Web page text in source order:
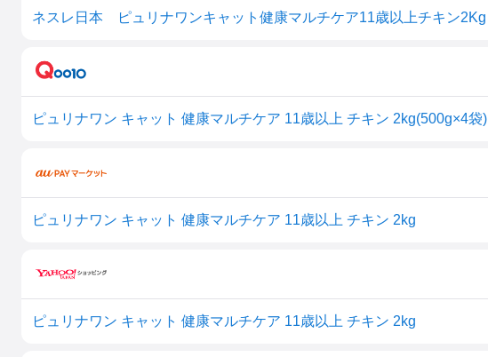
ネスレ日本 ピュリナワンキャット健康マルチケア11歳以上チキン2Kg
ピュリナワン キャット 健康マルチケア 11歳以上 チキン 2kg(500g×4袋)
ピュリナワン キャット 健康マルチケア 11歳以上 チキン 2kg
ピュリナワン キャット 健康マルチケア 11歳以上 チキン 2kg